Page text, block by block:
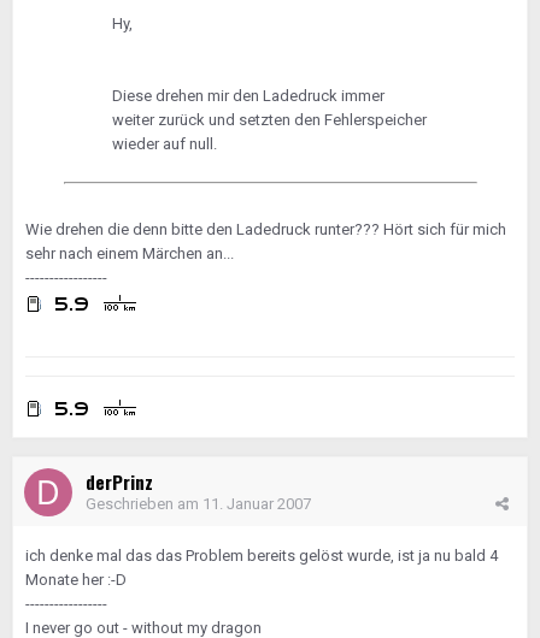
Hy,
Diese drehen mir den Ladedruck immer
weiter zurück und setzten den Fehlerspeicher
wieder auf null.
Wie drehen die denn bitte den Ladedruck runter??? Hört sich für mich
sehr nach einem Märchen an...
-----------------
derPrinz
Geschrieben am 11. Januar 2007
ich denke mal das das Problem bereits gelöst wurde, ist ja nu bald 4
Monate her :-D
-----------------
I never go out - without my dragon